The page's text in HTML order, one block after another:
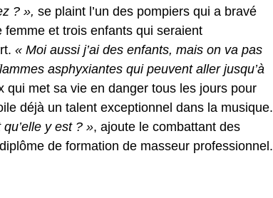
? », se plaint l’un des pompiers qui a bravé
femme et trois enfants qui seraient
« Moi aussi j’ai des enfants, mais on va pas
asphyxiantes qui peuvent aller jusqu’à
qui met sa vie en danger tous les jours pour
déjà un talent exceptionnel dans la musique.
y est ? », ajoute le combattant des
de formation de masseur professionnel.